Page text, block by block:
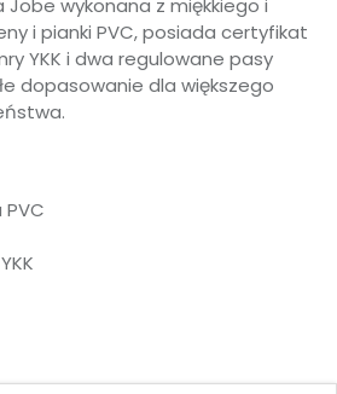
wykonana z miękkiego i
i pianki PVC, posiada certyfikat
YKK i dwa regulowane pasy
dopasowanie dla większego